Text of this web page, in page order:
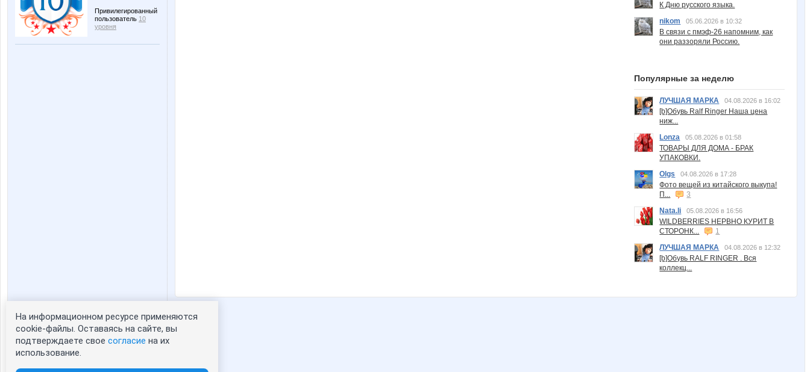
Привилегированный
пользователь 10
уровня
Статистика портрета:
сейчас просматривают портрет - 0
зарегистрированные пользователи
К Дню русского языка.
nikom
05.06.2026 в 10:32
В связи с пмэф-26 напомним, как
они раззоряли Россию.
Популярные за неделю
ЛУЧШАЯ МАРКА 04.08.2026 в 16:02
[b]Обувь Ralf Ringer Наша цена
ниж...
Lonza
05.08.2026 в 01:58
ТОВАРЫ ДЛЯ ДОМА - БРАК
УПАКОВКИ.
Olgs
04.08.2026 в 17:28
Фото вещей из китайского выкупа!
П...
3
Nata.li
05.08.2026 в 16:56
WILDBERRIES НЕРВНО КУРИТ В
СТОРОНК...
1
ЛУЧШАЯ МАРКА
04.08.2026 в 12:32
[b]Обувь RALF RINGER . Вся
коллекц...
На информационном ресурсе применяются
cookie-файлы. Оставаясь на сайте, вы
подтверждаете свое согласие на их
использование.